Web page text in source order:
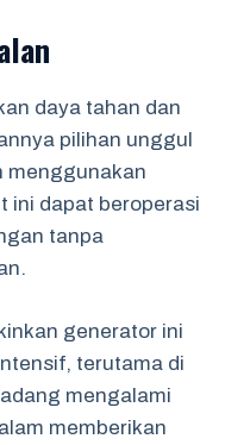
daya tahan dan
pilihan unggul
menggunakan
ini dapat beroperasi
tanpa
generator ini
terutama di
mengalami
memberikan